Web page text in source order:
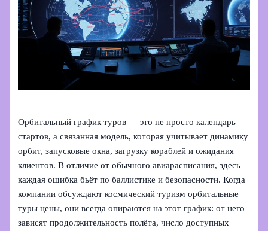
Орбитальный график туров — это не просто календарь
стартов, а связанная модель, которая учитывает динамику
орбит, запусковые окна, загрузку кораблей и ожидания
клиентов. В отличие от обычного авиарасписания, здесь
каждая ошибка бьёт по баллистике и безопасности. Когда
компании обсуждают космический туризм орбитальные
туры цены, они всегда опираются на этот график: от него
зависят продолжительность полёта, число доступных